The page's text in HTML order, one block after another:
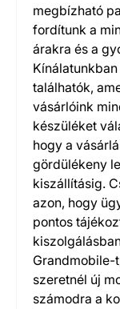
megbízható
fordítunk a
árakra és a
találhatók,
vásárlóink
készüléket
hogy a
gördülékeny
kiszállításig.
azon, hogy
pontos
Grandmobile-
szeretnél új
számodra a